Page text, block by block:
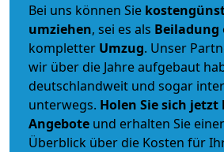
Bei uns können Sie
umziehen, sei es als Beiladung
kompletter Umzug. Unser
wir über die Jahre aufgebaut
deutschlandweit und sogar
unterwegs. Holen Sie sich
Angebote und erhalten Sie
Überblick über die Kosten für